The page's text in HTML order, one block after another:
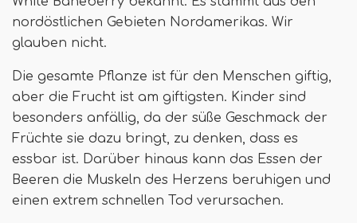
nordöstlichen Gebieten Nordamerikas. Wir
glauben nicht.
Die gesamte Pflanze ist für den Menschen giftig,
aber die Frucht ist am giftigsten. Kinder sind
besonders anfällig, da der süße Geschmack der
Früchte sie dazu bringt, zu denken, dass es
essbar ist. Darüber hinaus kann das Essen der
Beeren die Muskeln des Herzens beruhigen und
einen extrem schnellen Tod verursachen.